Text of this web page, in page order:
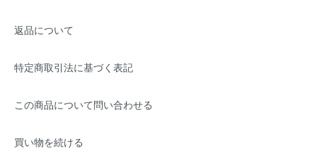
返品について
特定商取引法に基づく表記
この商品について問い合わせる
買い物を続ける